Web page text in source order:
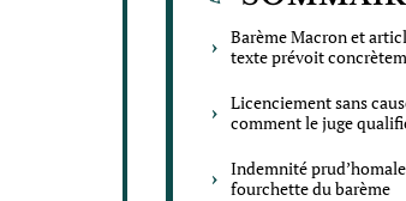
Barème Macron et
texte prévoit
Licenciement sans
comment le juge
Indemnité
fourchette du barème